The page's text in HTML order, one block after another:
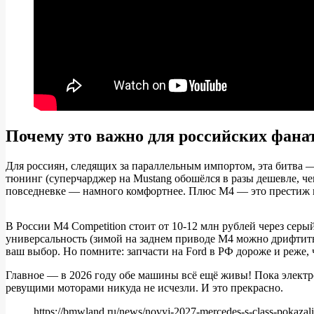
Почему это важно для российских
Для россиян, следящих за параллельным импортом, эта
тюнинг (суперчарджер на Mustang обошёлся в разы дешевле,
повседневке — намного комфортнее. Плюс M4 — это престиж
В России M4 Competition стоит от 10-12 млн рублей через
универсальность (зимой на заднем приводе M4 можно
ваш выбор. Но помните: запчасти на Ford в РФ дороже и
Главное — в 2026 году обе машины всё ещё живы! Пока
ревущими моторами никуда не исчезли. И это прекрасно.